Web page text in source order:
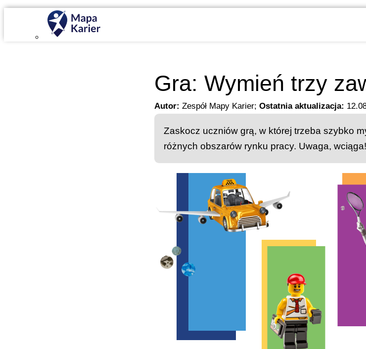
Gra: Wymień trzy
Autor: Zespół Mapy Karier; Ostatnia aktualizacja:
Zaskocz uczniów grą, w której trzeba szybko
różnych obszarów rynku pracy. Uwaga, wciąga!